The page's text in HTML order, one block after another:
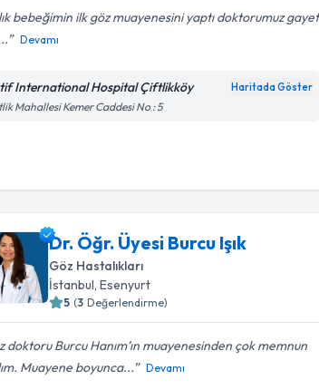
bebeğimin ilk göz muayenesini yaptı doktorumuz gayet
Devamı
International Hospital Çiftlikköy Haritada Göster
Mahallesi Kemer Caddesi No : 5
Dr. Öğr. Üyesi Burcu Işık
Göz Hastalıkları
İstanbul , Esenyurt
5 (3 Değerlendirme)
doktoru Burcu Hanım’ın muayenesinden çok memnun
Muayene boyunca...
Devamı